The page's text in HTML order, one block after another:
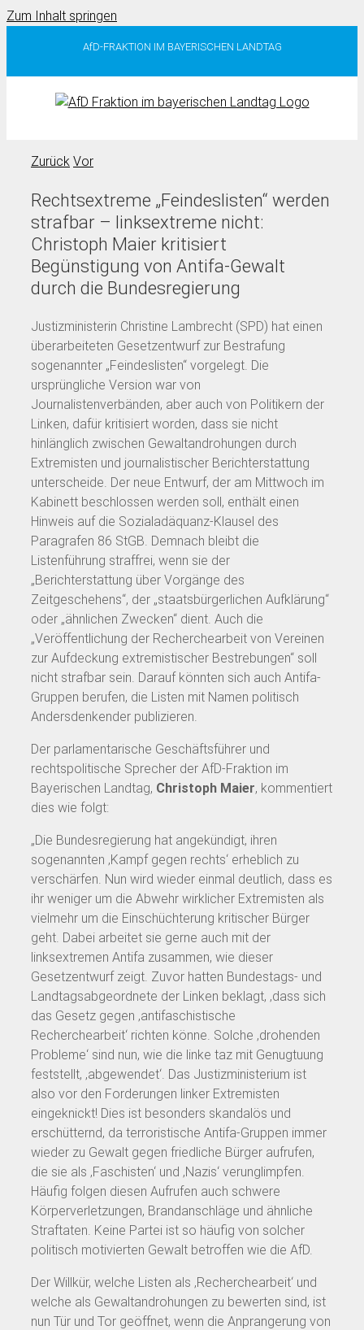
Zum Inhalt springen
AfD-FRAKTION IM BAYERISCHEN LANDTAG
Zurück Vor
Rechtsextreme „Feindeslisten“ werden
strafbar – linksextreme nicht:
Christoph Maier kritisiert
Begünstigung von Antifa-Gewalt
durch die Bundesregierung
Justizministerin Christine Lambrecht (SPD) hat einen
überarbeiteten Gesetzentwurf zur Bestrafung
sogenannter „Feindeslisten“ vorgelegt. Die
ursprüngliche Version war von
Journalistenverbänden, aber auch von Politikern der
Linken, dafür kritisiert worden, dass sie nicht
hinlänglich zwischen Gewaltandrohungen durch
Extremisten und journalistischer Berichterstattung
unterscheide. Der neue Entwurf, der am Mittwoch im
Kabinett beschlossen werden soll, enthält einen
Hinweis auf die Sozialadäquanz-Klausel des
Paragrafen 86 StGB. Demnach bleibt die
Listenführung straffrei, wenn sie der
„Berichterstattung über Vorgänge des
Zeitgeschehens“, der „staatsbürgerlichen Aufklärung“
oder „ähnlichen Zwecken“ dient. Auch die
„Veröffentlichung der Recherchearbeit von Vereinen
zur Aufdeckung extremistischer Bestrebungen“ soll
nicht strafbar sein. Darauf könnten sich auch Antifa-
Gruppen berufen, die Listen mit Namen politisch
Andersdenkender publizieren.
Der parlamentarische Geschäftsführer und
rechtspolitische Sprecher der AfD-Fraktion im
Bayerischen Landtag, Christoph Maier, kommentiert
dies wie folgt:
„Die Bundesregierung hat angekündigt, ihren
sogenannten ‚Kampf gegen rechts‘ erheblich zu
verschärfen. Nun wird wieder einmal deutlich, dass es
ihr weniger um die Abwehr wirklicher Extremisten als
vielmehr um die Einschüchterung kritischer Bürger
geht. Dabei arbeitet sie gerne auch mit der
linksextremen Antifa zusammen, wie dieser
Gesetzentwurf zeigt. Zuvor hatten Bundestags- und
Landtagsabgeordnete der Linken beklagt, ‚dass sich
das Gesetz gegen ‚antifaschistische
Recherchearbeit‘ richten könne. Solche ‚drohenden
Probleme‘ sind nun, wie die linke taz mit Genugtuung
feststellt, ‚abgewendet‘. Das Justizministerium ist
also vor den Forderungen linker Extremisten
eingeknickt! Dies ist besonders skandalös und
erschütternd, da terroristische Antifa-Gruppen immer
wieder zu Gewalt gegen friedliche Bürger aufrufen,
die sie als ‚Faschisten‘ und ‚Nazis‘ verunglimpfen.
Häufig folgen diesen Aufrufen auch schwere
Körperverletzungen, Brandanschläge und ähnliche
Straftaten. Keine Partei ist so häufig von solcher
politisch motivierten Gewalt betroffen wie die AfD.
Der Willkür, welche Listen als ‚Recherchearbeit‘ und
welche als Gewaltandrohungen zu bewerten sind, ist
nun Tür und Tor geöffnet, wenn die Anprangerung von